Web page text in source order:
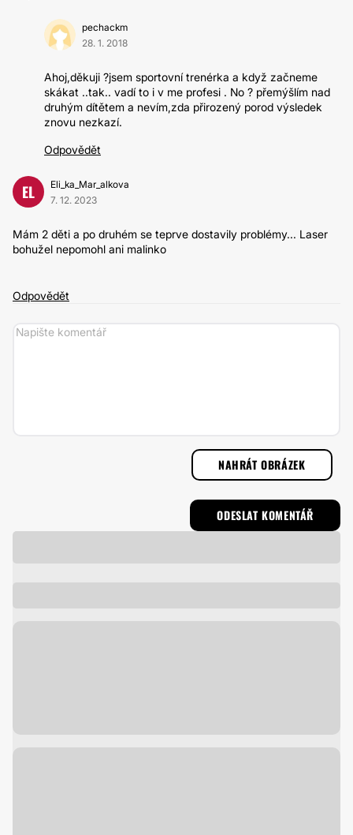
pechackm
28. 1. 2018
Ahoj,děkuji ?jsem sportovní trenérka a když začneme
skákat ..tak.. vadí to i v me profesi . No ? přemýšlím nad
druhým dítětem a nevím,zda přirozený porod výsledek
znovu nezkazí.
Odpovědět
EL
Eli_ka_Mar_alkova
7. 12. 2023
Mám 2 děti a po druhém se teprve dostavily problémy... Laser
bohužel nepomohl ani malinko
Odpovědět
NAHRÁT OBRÁZEK